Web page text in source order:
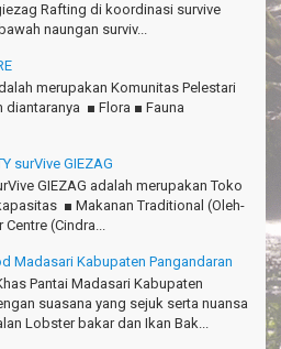
wisata Kabupaten
seru!
Rafting di koordinasi survive
naungan surviv...
merupakan Komunitas Pelestari
diantaranya ■ Flora ■ Fauna
surVive GIEZAG
GIEZAG adalah merupakan Toko
■ Makanan Traditional (Oleh-
(Cindra...
Madasari Kabupaten Pangandaran
Pantai Madasari Kabupaten
suasana yang sejuk serta nuansa
Lobster bakar dan Ikan Bak...